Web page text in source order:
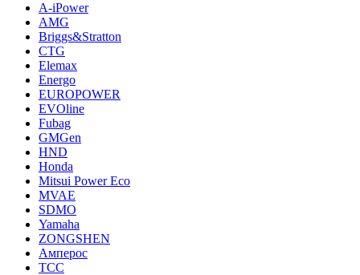
A-iPower
AMG
Briggs&Stratton
CTG
Elemax
Energo
EUROPOWER
EVOline
Fubag
GMGen
HND
Honda
Mitsui Power Eco
MVAE
SDMO
Yamaha
ZONGSHEN
Амперос
ТСС